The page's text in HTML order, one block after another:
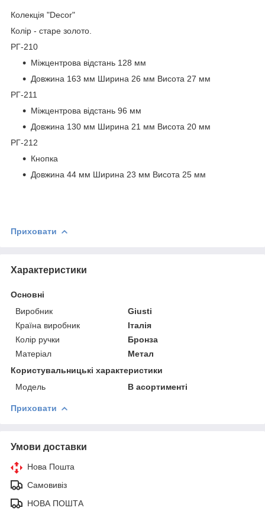
Колекція "Decor"
Колір - старе золото.
РГ-210
Міжцентрова відстань 128 мм
Довжина 163 мм Ширина 26 мм Висота 27 мм
РГ-211
Міжцентрова відстань 96 мм
Довжина 130 мм Ширина 21 мм Висота 20 мм
РГ-212
Кнопка
Довжина 44 мм Ширина 23 мм Висота 25 мм
Приховати
Характеристики
Основні
Виробник
Giusti
Країна виробник
Італія
Колір ручки
Бронза
Матеріал
Метал
Користувальницькі характеристики
Модель
В асортименті
Приховати
Умови доставки
Нова Пошта
Самовивіз
НОВА ПОШТА